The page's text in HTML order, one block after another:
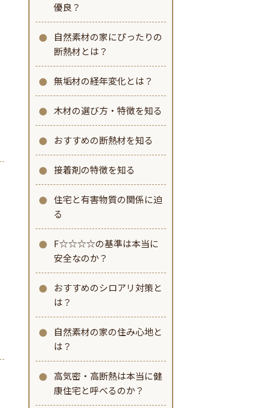
優良？
自然素材の家にぴったりの
断熱材とは？
無垢材の経年変化とは？
木材の選び方・特徴を知る
おすすめの断熱材を知る
接着剤の特徴を知る
住宅と有害物質の関係に迫
る
F☆☆☆☆の基準は本当に
安全なのか？
おすすめのシロアリ対策と
は？
自然素材の家の住み心地と
は？
高気密・高断熱は本当に健
康住宅と呼べるのか？